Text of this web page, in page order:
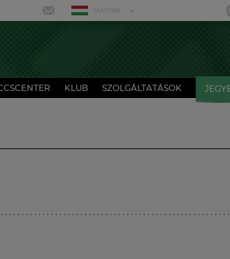
MAGYAR
KLUB SZOLGÁLTATÁSOK